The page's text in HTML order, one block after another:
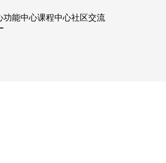
功能中心课程中心社区交流